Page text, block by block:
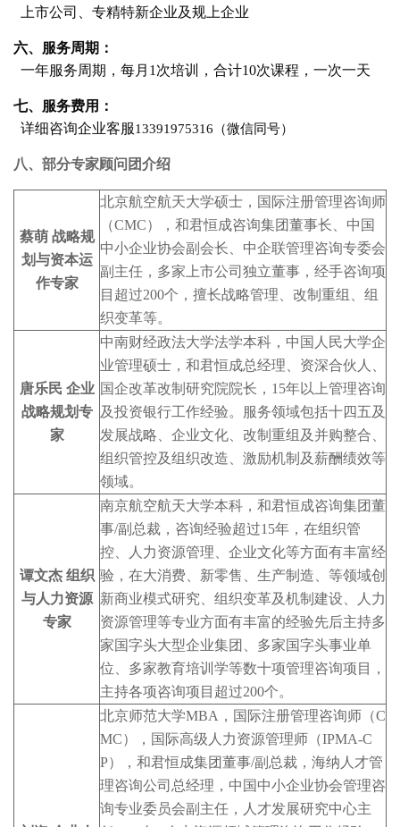
上市公司、专精特新企业及规上企业
六、服务周期：
一年服务周期，每月1次培训，合计10次课程，一次一天
七、服务费用：
详细咨询企业客服13391975316（微信同号）
八、部分专家顾问团介绍
蔡萌 战略规
划与资本运
作专家
北京航空航天大学硕士，国际注册管理咨询师
（CMC），和君恒成咨询集团董事长、中国
中小企业协会副会长、中企联管理咨询专委会
副主任，多家上市公司独立董事，经手咨询项
目超过200个，擅长战略管理、改制重组、组
织变革等。
唐乐民 企业
战略规划专
家
中南财经政法大学法学本科，中国人民大学企
业管理硕士，和君恒成总经理、资深合伙人、
国企改革改制研究院院长，15年以上管理咨询
及投资银行工作经验。服务领域包括十四五及
发展战略、企业文化、改制重组及并购整合、
组织管控及组织改造、激励机制及薪酬绩效等
领域。
谭文杰 组织
与人力资源
专家
南京航空航天大学本科，和君恒成咨询集团董
事/副总裁，咨询经验超过15年，在组织管
控、人力资源管理、企业文化等方面有丰富经
验，在大消费、新零售、生产制造、等领域创
新商业模式研究、组织变革及机制建设、人力
资源管理等专业方面有丰富的经验先后主持多
家国字头大型企业集团、多家国字头事业单
位、多家教育培训学等数十项管理咨询项目，
主持各项咨询项目超过200个。
北京师范大学MBA，国际注册管理咨询师（C
MC），国际高级人力资源管理师（IPMA-C
P），和君恒成集团董事/副总裁，海纳人才管
理咨询公司总经理，中国中小企业协会管理咨
询专业委员会副主任，人才发展研究中心主